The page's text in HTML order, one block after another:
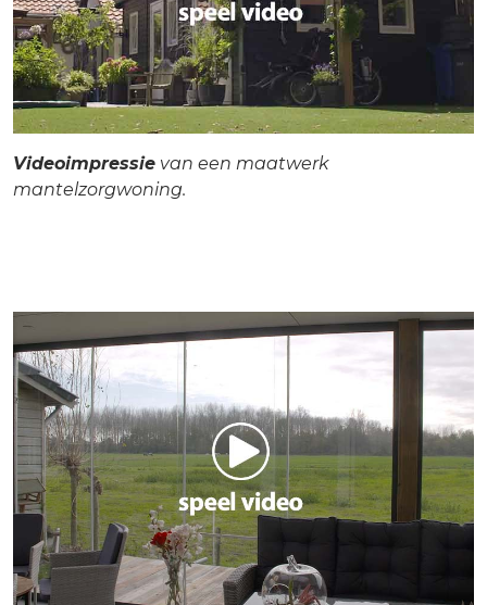
Videoimpressie van een maatwerk
mantelzorgwoning.